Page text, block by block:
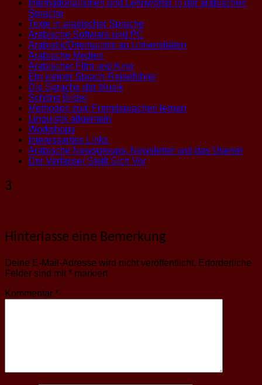
Internationalismen und Lehnwörter in der arabischen
Sprache
Texte in arabischer Sprache
Arabische Software und PC
Arabistik/Orientalistik an Universitäten
Arabische Medien
Arabischer Film und Kino
Ein kleiner Sprach-Reiseführer
Die Sprache der Musik
Schöne Bilder
Methoden zum Fremdsprachen lernen
Linguistik allgemein
Workshops
Interessantes Links
Arabische Newsgroups, Newsletter und das Usenet
Der Verfasser Stellt Sich Vor
3
Hinterlasse eine Bemerkung
Deine E-Mail-Adresse wird nicht veröffentlicht. Erforderliche
Felder sind mit * markiert
Kommentar *